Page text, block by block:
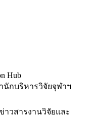
Hub
นักบริหารวิจัยจุฬาฯ
าวสารงานวิจัยและ